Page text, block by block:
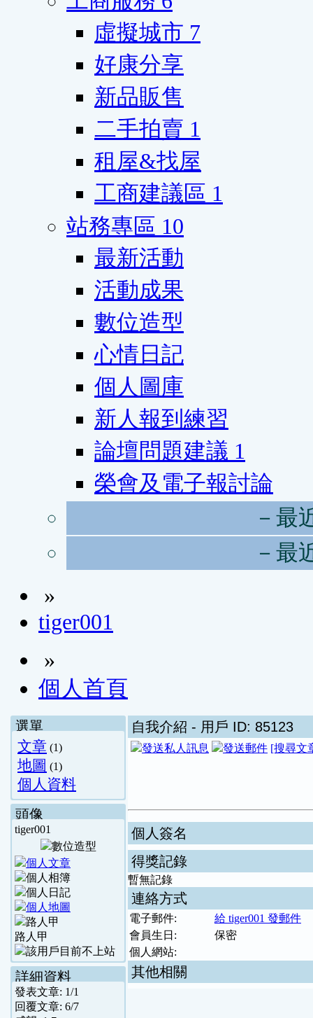
虛擬城市 7
好康分享
新品販售
二手拍賣 1
租屋&找屋
工商建議區 1
站務專區 10
最新活動
活動成果
數位造型
心情日記
個人圖庫
新人報到練習
論壇問題建議 1
榮會及電子報討論
－最
－最
»
tiger001
»
個人首頁
選單
文章 (1)
地圖 (1)
個人資料
頭像
tiger001
路人甲
詳細資料
發表文章: 1/1
回覆文章: 6/7
自我介紹 - 用戶 ID: 85123
[搜尋文
個人簽名
得獎記錄
暫無記錄
連絡方式
電子郵件:
給 tiger001 發郵件
會員生日:
保密
個人網站:
其他相關